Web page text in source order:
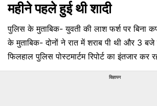
महीने पहले हुई थी शादी
पुलिस के मुताबिक- युवती की लाश फर्श पर बिना
के मुताबिक- दोनों ने रात में शराब पी थी और 3
फिलहाल पुलिस पोस्टमार्टम रिपोर्ट का इंतजार कर
विज्ञापन